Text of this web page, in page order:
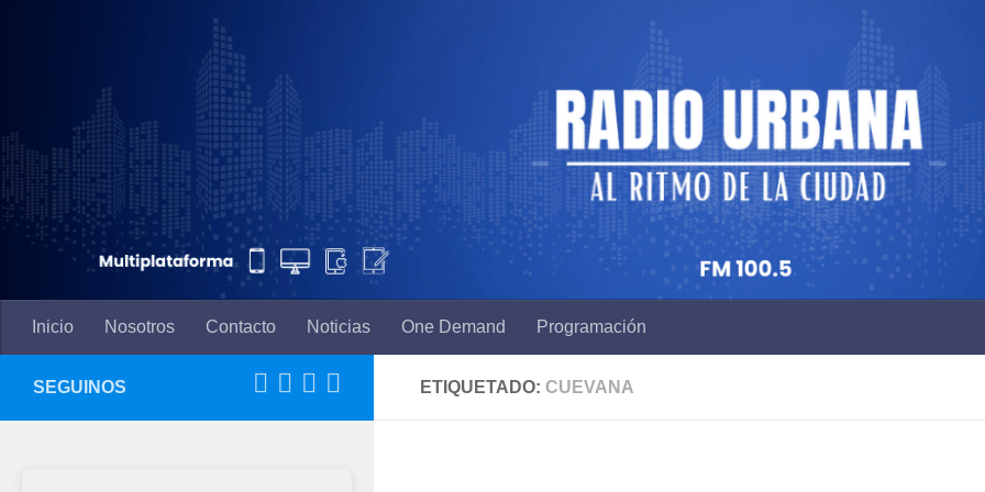
Inicio Nosotros Contacto Noticias One Demand Programación
ETIQUETADO: CUEVANA
SEGUINOS